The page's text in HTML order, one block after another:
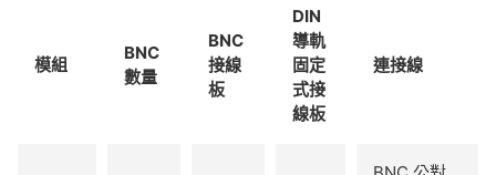
模組
BNC
數量
BNC
接線
板
DIN
導軌
固定
式接
線板
連接線